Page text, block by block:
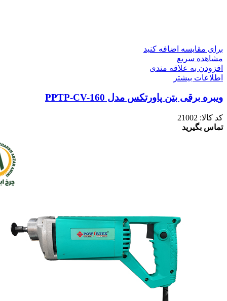
برای مقایسه اضافه کنید
مشاهده سریع
افزودن به علاقه مندی
اطلاعات بیشتر
ویبره برقی بتن پاورتکس مدل PPTP-CV-160
کد کالا: 21002
تماس بگیرید